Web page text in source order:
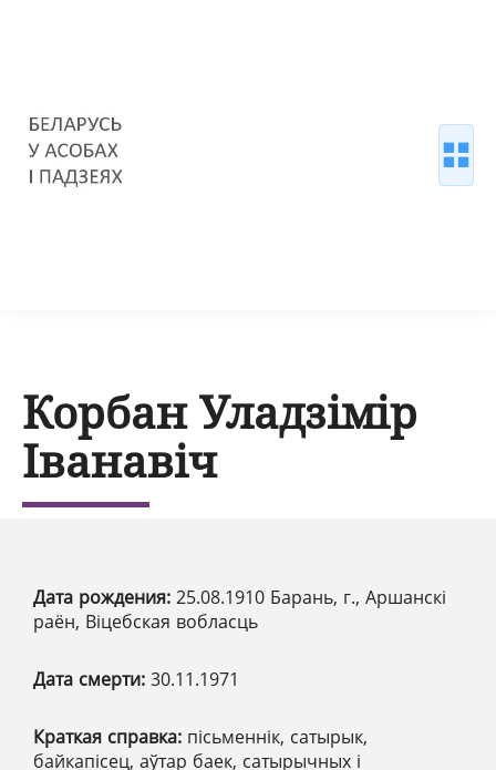
Корбан Уладзімір
Іванавіч
Дата рождения: 25.08.1910 Барань, г., Аршанскі
раён, Віцебская вобласць
Дата смерти: 30.11.1971
Краткая справка: пісьменнік, сатырык,
байкапісец, аўтар баек, сатырычных і